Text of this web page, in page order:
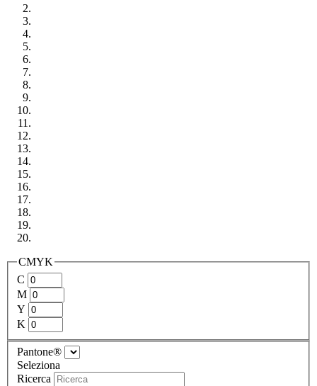
CMYK
C
M
Y
K
Pantone®
Seleziona
Ricerca